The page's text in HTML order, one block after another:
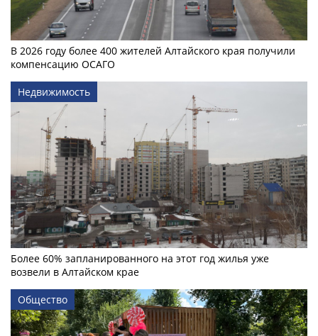
В 2026 году более 400 жителей Алтайского края получили
компенсацию ОСАГО
Недвижимость
Более 60% запланированного на этот год жилья уже
возвели в Алтайском крае
Общество